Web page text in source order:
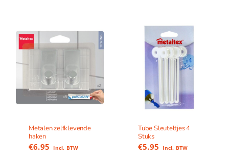
Metalen zelfklevende
haken
€6.95 Incl. BTW
Tube Sleuteltjes 4
Stuks
€5.95 Incl. BTW